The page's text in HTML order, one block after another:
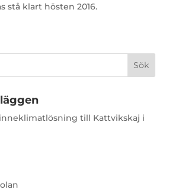
stå klart hösten 2016.
till Kattvikskaj i